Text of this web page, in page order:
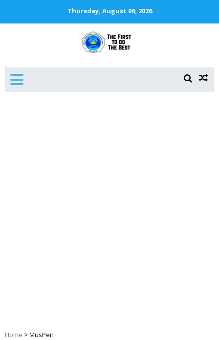
Thursday, August 06, 2026
Home > MusPen